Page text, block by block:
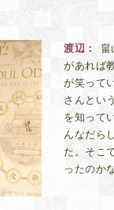
渡辺
畠
があれば
が笑って
さんとい
を知って
んなだら
た。そこ
ったのか